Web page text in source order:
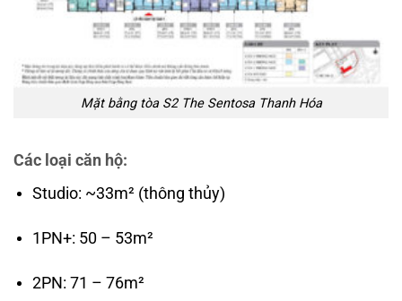
Mặt bằng tòa S2 The Sentosa Thanh Hóa
Các loại căn hộ:
Studio: ~33m² (thông thủy)
1PN+: 50 – 53m²
2PN: 71 – 76m²